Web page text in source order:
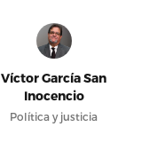
Víctor García San
Inocencio
Política y justicia